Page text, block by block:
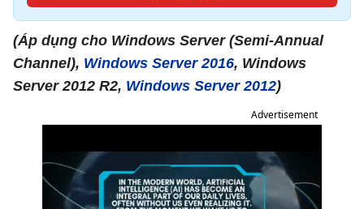
(Áp dụng cho Windows Server (Semi-Annual
Channel), Windows Server 2016, Windows
Server 2012 R2, Windows Server 2012)
Advertisement